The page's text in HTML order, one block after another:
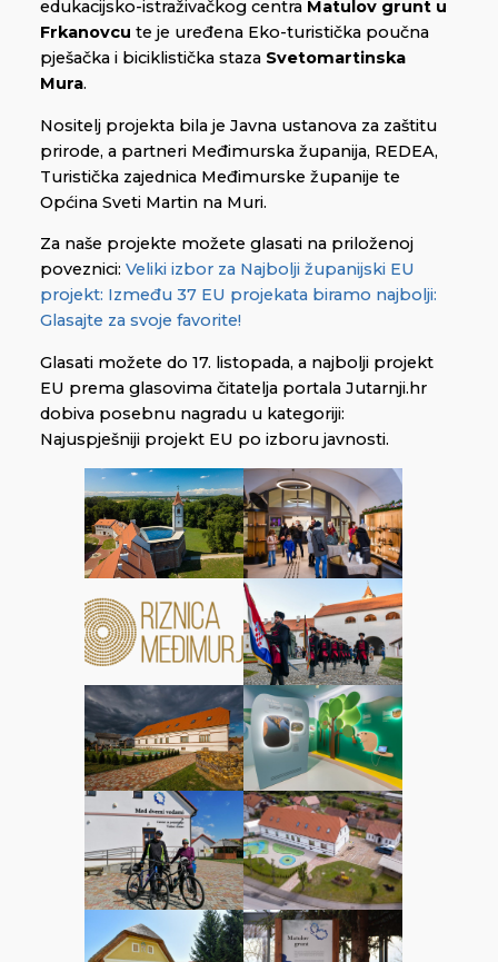
edukacijsko-istraživačkog centra Matulov grunt u
Frkanovcu te je uređena Eko-turistička poučna
pješačka i biciklistička staza Svetomartinska
Mura.
Nositelj projekta bila je Javna ustanova za zaštitu
prirode, a partneri Međimurska županija, REDEA,
Turistička zajednica Međimurske županije te
Općina Sveti Martin na Muri.
Za naše projekte možete glasati na priloženoj
poveznici: Veliki izbor za Najbolji županijski EU
projekt: Između 37 EU projekata biramo najbolji:
Glasajte za svoje favorite!
Glasati možete do 17. listopada, a najbolji projekt
EU prema glasovima čitatelja portala Jutarnji.hr
dobiva posebnu nagradu u kategoriji:
Najuspješniji projekt EU po izboru javnosti.